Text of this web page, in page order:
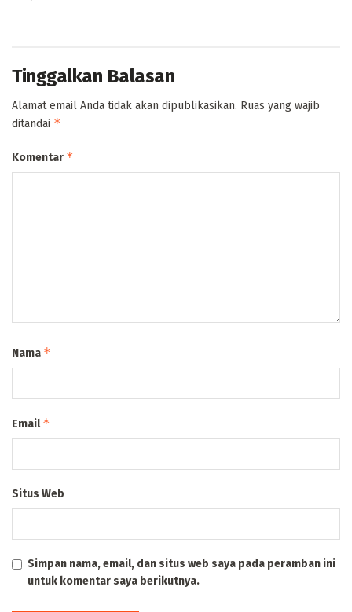
Tinggalkan Balasan
Alamat email Anda tidak akan dipublikasikan. Ruas yang wajib
ditandai *
Komentar *
Nama *
Email*
Situs Web
Simpan nama, email, dan situs web saya pada peramban ini
untuk komentar saya berikutnya.